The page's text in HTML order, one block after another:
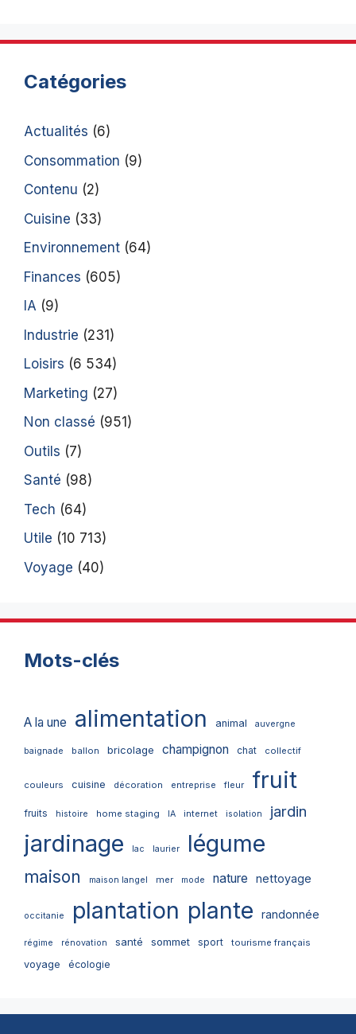
Catégories
Actualités (6)
Consommation (9)
Contenu (2)
Cuisine (33)
Environnement (64)
Finances (605)
IA (9)
Industrie (231)
Loisirs (6 534)
Marketing (27)
Non classé (951)
Outils (7)
Santé (98)
Tech (64)
Utile (10 713)
Voyage (40)
Mots-clés
A la une alimentation animal auvergne
baignade ballon bricolage champignon chat collectif
couleurs cuisine décoration entreprise fleur fruit
fruits histoire home staging IA internet isolation jardin
jardinage lac laurier légume
maison maison langel mer mode nature nettoyage
occitanie plantation plante randonnée
régime rénovation santé sommet sport tourisme français
voyage écologie